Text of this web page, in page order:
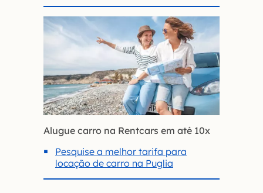
Alugue carro na Rentcars em até 10x
Pesquise a melhor tarifa para
locação de carro na Puglia